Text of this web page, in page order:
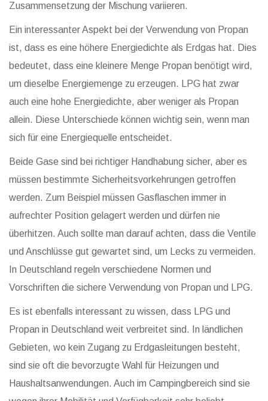
Zusammensetzung der Mischung variieren.
Ein interessanter Aspekt bei der Verwendung von Propan
ist, dass es eine höhere Energiedichte als Erdgas hat. Dies
bedeutet, dass eine kleinere Menge Propan benötigt wird,
um dieselbe Energiemenge zu erzeugen. LPG hat zwar
auch eine hohe Energiedichte, aber weniger als Propan
allein. Diese Unterschiede können wichtig sein, wenn man
sich für eine Energiequelle entscheidet.
Beide Gase sind bei richtiger Handhabung sicher, aber es
müssen bestimmte Sicherheitsvorkehrungen getroffen
werden. Zum Beispiel müssen Gasflaschen immer in
aufrechter Position gelagert werden und dürfen nie
überhitzen. Auch sollte man darauf achten, dass die Ventile
und Anschlüsse gut gewartet sind, um Lecks zu vermeiden.
In Deutschland regeln verschiedene Normen und
Vorschriften die sichere Verwendung von Propan und LPG.
Es ist ebenfalls interessant zu wissen, dass LPG und
Propan in Deutschland weit verbreitet sind. In ländlichen
Gebieten, wo kein Zugang zu Erdgasleitungen besteht,
sind sie oft die bevorzugte Wahl für Heizungen und
Haushaltsanwendungen. Auch im Campingbereich sind sie